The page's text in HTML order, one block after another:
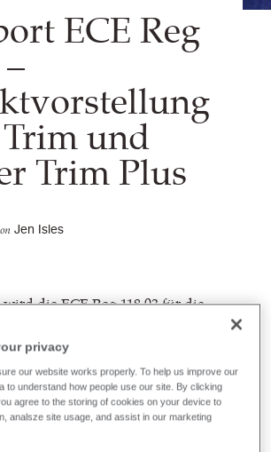
ECE Reg
und
Trim Plus
Jen Isles
die ECE Reg.118.03 für die
daher stellen wir unsere
Super Trim
Trim PlusStoffe vor.
privacy
our website works properly. To help us improve our
to understand how people use our site. By clicking
agree to the storing of cookies on your device to
analsze site usage, and assist in our marketing